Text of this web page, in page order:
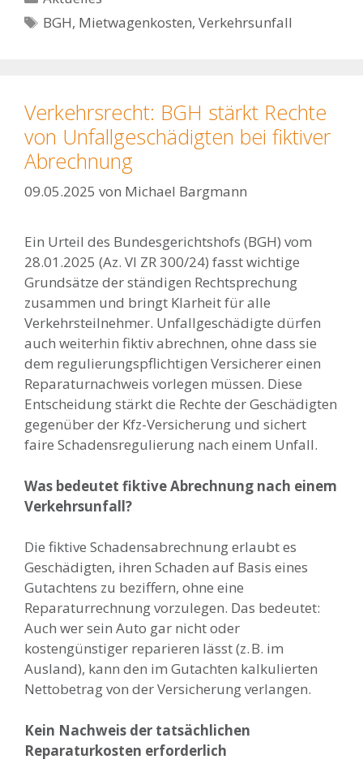
Schlagwörter
BGH, Mietwagenkosten,Verkehrsunfall
Verkehrsrecht: BGH stärkt Rechte
von Unfallgeschädigten bei fiktiver
Abrechnung
09.05.2025 von Michael Bargmann
Ein Urteil des Bundesgerichtshofs (BGH) vom
28.01.2025 (Az. VI ZR 300/24) fasst wichtige
Grundsätze der ständigen Rechtsprechung
zusammen und bringt Klarheit für alle
Verkehrsteilnehmer. Unfallgeschädigte dürfen
auch weiterhin fiktiv abrechnen, ohne dass sie
dem regulierungspflichtigen Versicherer einen
Reparaturnachweis vorlegen müssen. Diese
Entscheidung stärkt die Rechte der Geschädigten
gegenüber der Kfz-Versicherung und sichert
faire Schadensregulierung nach einem Unfall.
Was bedeutet fiktive Abrechnung nach einem
Verkehrsunfall?
Die fiktive Schadensabrechnung erlaubt es
Geschädigten, ihren Schaden auf Basis eines
Gutachtens zu beziffern, ohne eine
Reparaturrechnung vorzulegen. Das bedeutet:
Auch wer sein Auto gar nicht oder
kostengünstiger reparieren lässt (z. B. im
Ausland), kann den im Gutachten kalkulierten
Nettobetrag von der Versicherung verlangen.
Kein Nachweis der tatsächlichen
Reparaturkosten erforderlich